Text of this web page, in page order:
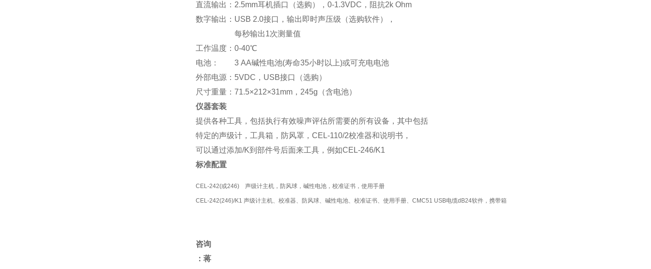
直流输出：2.5mm耳机插口（选购），0-1.3VDC，阻抗2k Ohm
数字输出：USB 2.0接口，输出即时声压级（选购软件），
每秒输出1次测量值
工作温度：0-40℃
电池： 3 AA碱性电池(寿命35小时以上)或可充电电池
外部电源：5VDC，USB接口（选购）
尺寸重量：71.5×212×31mm，245g（含电池）
仪器套装
提供各种工具，包括执行有效噪声评估所需要的所有设备，其中包括
特定的声级计，工具箱，防风罩，CEL-110/2校准器和说明书，
可以通过添加/K到部件号后面来工具，例如CEL-246/K1
标准配置
CEL-242(或246) 声级计主机，防风球，碱性电池，校准证书，使用手册
CEL-242(246)/K1 声级计主机、校准器、防风球、碱性电池、校准证书、使用手册、CMC51 USB电缆dB24软件，携带箱
咨询
：蒋